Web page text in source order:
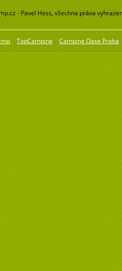
- Pavel Hess, všechna práva
TopCamping Camping Oase Praha